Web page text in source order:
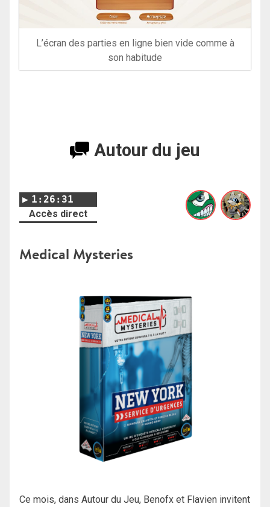
L’écran des parties en ligne bien vide comme à
son habitude
Autour du jeu
1:26:31
Accès direct
Medical Mysteries
Ce mois, dans Autour du Jeu, Benofx et Flavien invitent